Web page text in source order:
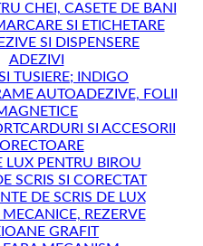
CHEI, CASETE DE BANI
SI ETICHETARE
SI DISPENSERE
ADEZIVI
TUSIERE; INDIGO
AUTOADEZIVE, FOLII
SI ACCESORII
LUX PENTRU BIROU
SCRIS SI CORECTAT
DE SCRIS DE LUX
REZERVE
GRAFIT